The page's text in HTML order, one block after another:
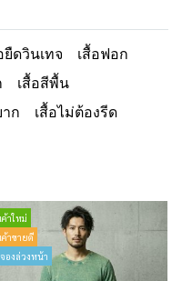
ยืดวินเทจ
เสื้อฟอก
เสื้อสีพื้น
าก
เสื้อไม่ต้องรีด
าใหม่
าขายดี
องล่วงหน้า